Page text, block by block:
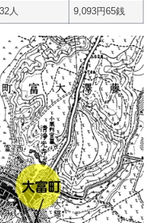
32人 9,093円65銭